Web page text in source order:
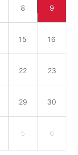
8 9
15 16
22 23
29 30
5 6